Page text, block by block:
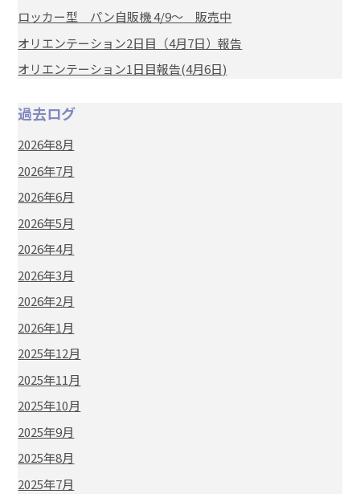
ロッカー型 パン自販機 4/9～ 販売中
オリエンテーション2日目（4月7日）報告
オリエンテーション1日目報告(4月6日)
過去ログ
2026年8月
2026年7月
2026年6月
2026年5月
2026年4月
2026年3月
2026年2月
2026年1月
2025年12月
2025年11月
2025年10月
2025年9月
2025年8月
2025年7月